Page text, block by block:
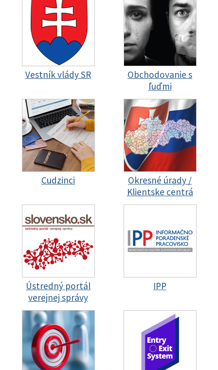
Vestník vlády SR
Obchodovanie s
ľuďmi
Cudzinci
Okresné úrady /
Klientske centrá
Ústredný portál
verejnej správy
IPP